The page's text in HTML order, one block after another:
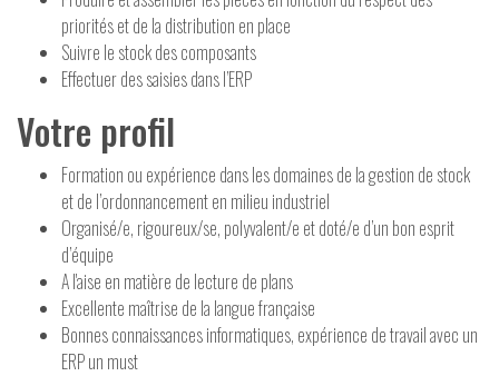
priorités et de la distribution en place
Suivre le stock des composants
Effectuer des saisies dans l’ERP
Votre profil
Formation ou expérience dans les domaines de la gestion de stock
et de l’ordonnancement en milieu industriel
Organisé/e, rigoureux/se, polyvalent/e et doté/e d’un bon esprit
d’équipe
A l'aise en matière de lecture de plans
Excellente maîtrise de la langue française
Bonnes connaissances informatiques, expérience de travail avec un
ERP un must